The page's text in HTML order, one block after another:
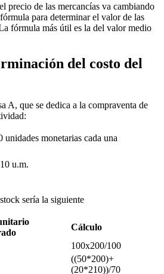
precio de las mercancías va cambiando
para determinar el valor de las
fórmula más útil es la del valor medio
del costo del
A, que se dedica a la compraventa de
monetarias cada una
u.m.
sería la siguiente
Cálculo
100x200/100
((50*200)+
(20*210))/70